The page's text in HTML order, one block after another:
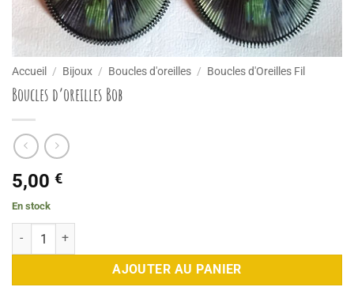
Accueil / Bijoux / Boucles d'oreilles / Boucles d'Oreilles Fil
Boucles d’oreilles Bob
5,00 €
En stock
AJOUTER AU PANIER